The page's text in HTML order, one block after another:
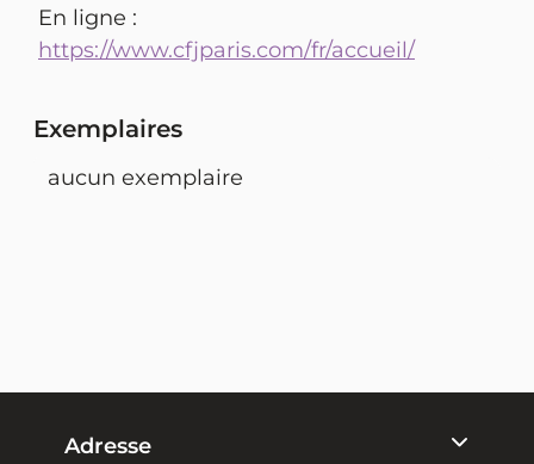
En ligne :
https://www.cfjparis.com/fr/accueil/
Exemplaires
aucun exemplaire
Adresse